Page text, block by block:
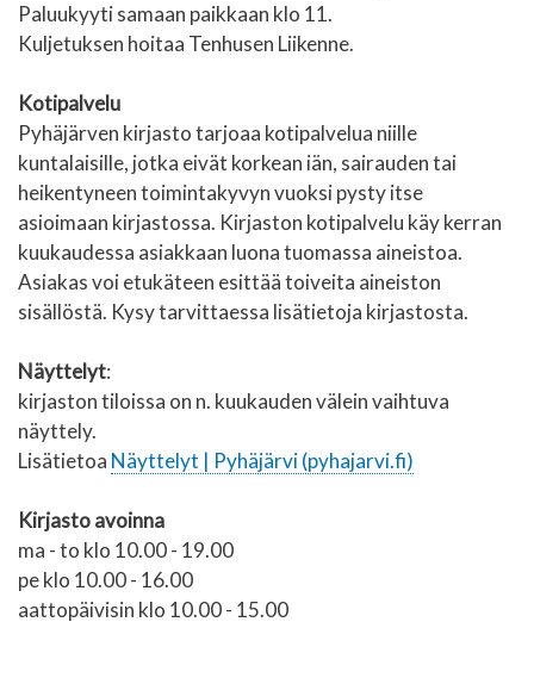
Paluukyyti samaan paikkaan klo 11.
Kuljetuksen hoitaa Tenhusen Liikenne.
Kotipalvelu
Pyhäjärven kirjasto tarjoaa kotipalvelua niille
kuntalaisille, jotka eivät korkean iän, sairauden tai
heikentyneen toimintakyvyn vuoksi pysty itse
asioimaan kirjastossa. Kirjaston kotipalvelu käy kerran
kuukaudessa asiakkaan luona tuomassa aineistoa.
Asiakas voi etukäteen esittää toiveita aineiston
sisällöstä. Kysy tarvittaessa lisätietoja kirjastosta.
Näyttelyt:
kirjaston tiloissa on n. kuukauden välein vaihtuva
näyttely.
Lisätietoa Näyttelyt | Pyhäjärvi (pyhajarvi.fi)
Kirjasto avoinna
ma - to klo 10.00 - 19.00
pe klo 10.00 - 16.00
aattopäivisin klo 10.00 - 15.00